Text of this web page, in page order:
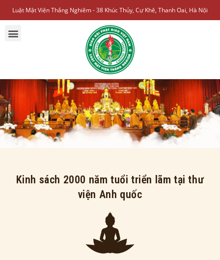
Luật Mật Viện Thắng Nghiêm - 38 Khúc Thủy, Cự Khê, Thanh Oai, Hà Nội
Kinh sách 2000 năm tuổi triển lãm tại thư
viện Anh quốc